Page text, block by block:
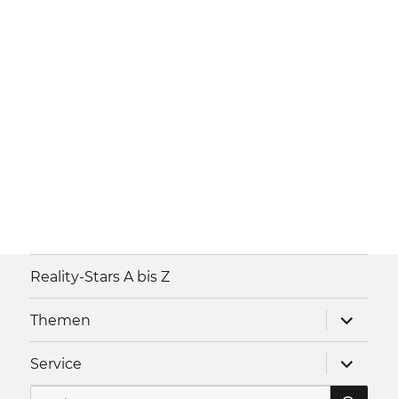
Reality-Stars A bis Z
Themen
anzeigen
Service
anzeigen